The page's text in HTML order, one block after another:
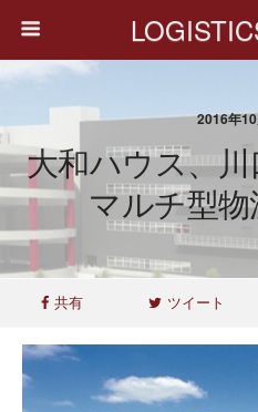
2016年
大和ハウス、
マルチ型
共有 ツイート